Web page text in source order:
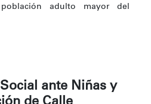
adulto mayor del
ante Niñas y